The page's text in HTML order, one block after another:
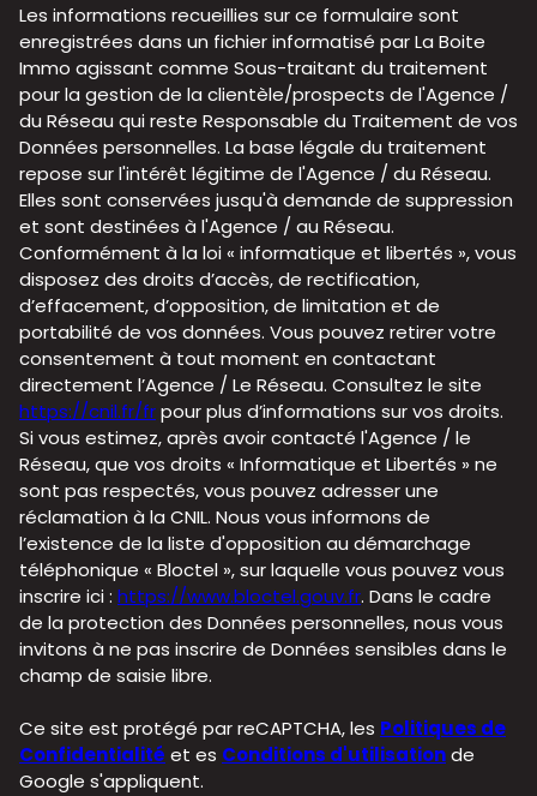
Les informations recueillies sur ce formulaire sont
enregistrées dans un fichier informatisé par La Boite
Immo agissant comme Sous-traitant du traitement
pour la gestion de la clientèle/prospects de l'Agence /
du Réseau qui reste Responsable du Traitement de vos
Données personnelles. La base légale du traitement
repose sur l'intérêt légitime de l'Agence / du Réseau.
Elles sont conservées jusqu'à demande de suppression
et sont destinées à l'Agence / au Réseau.
Conformément à la loi « informatique et libertés », vous
disposez des droits d’accès, de rectification,
d’effacement, d’opposition, de limitation et de
portabilité de vos données. Vous pouvez retirer votre
consentement à tout moment en contactant
directement l’Agence / Le Réseau. Consultez le site
https://cnil.fr/frpour plus d’informations sur vos droits.
Si vous estimez, après avoir contacté l'Agence / le
Réseau, que vos droits « Informatique et Libertés » ne
sont pas respectés, vous pouvez adresser une
réclamation à la CNIL. Nous vous informons de
l’existence de la liste d'opposition au démarchage
téléphonique « Bloctel », sur laquelle vous pouvez vous
inscrire ici : https://www.bloctel.gouv.fr. Dans le cadre
de la protection des Données personnelles, nous vous
invitons à ne pas inscrire de Données sensibles dans le
champ de saisie libre.
Ce site est protégé par reCAPTCHA, les Politiques de
Confidentialité et es Conditions d'utilisationde
Google s'appliquent.